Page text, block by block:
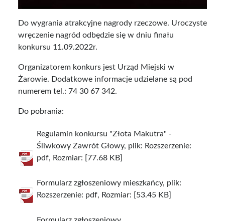
Do wygrania atrakcyjne nagrody rzeczowe. Uroczyste
wręczenie nagród odbędzie się w dniu finału
konkursu 11.09.2022r.
Organizatorem konkurs jest Urząd Miejski w
Żarowie. Dodatkowe informacje udzielane są pod
numerem tel.: 74 30 67 342.
Do pobrania:
Regulamin konkursu "Złota Makutra" -
Śliwkowy Zawrót Głowy, plik: Rozszerzenie:
pdf, Rozmiar: [77.68 KB]
Formularz zgłoszeniowy mieszkańcy, plik:
Rozszerzenie: pdf, Rozmiar: [53.45 KB]